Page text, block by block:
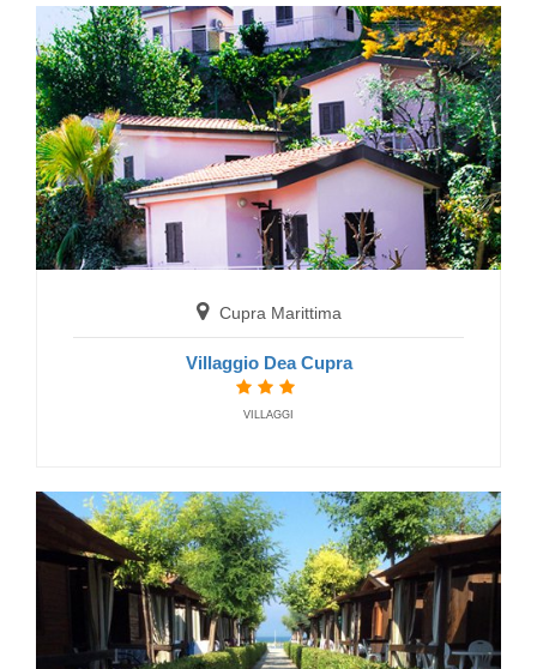
Villaggio Centro Turistico Mirage
FERIENDORF
Cupra Marittima
Cupra Marittima
Villaggio Dea Cupra
VILLAGGI